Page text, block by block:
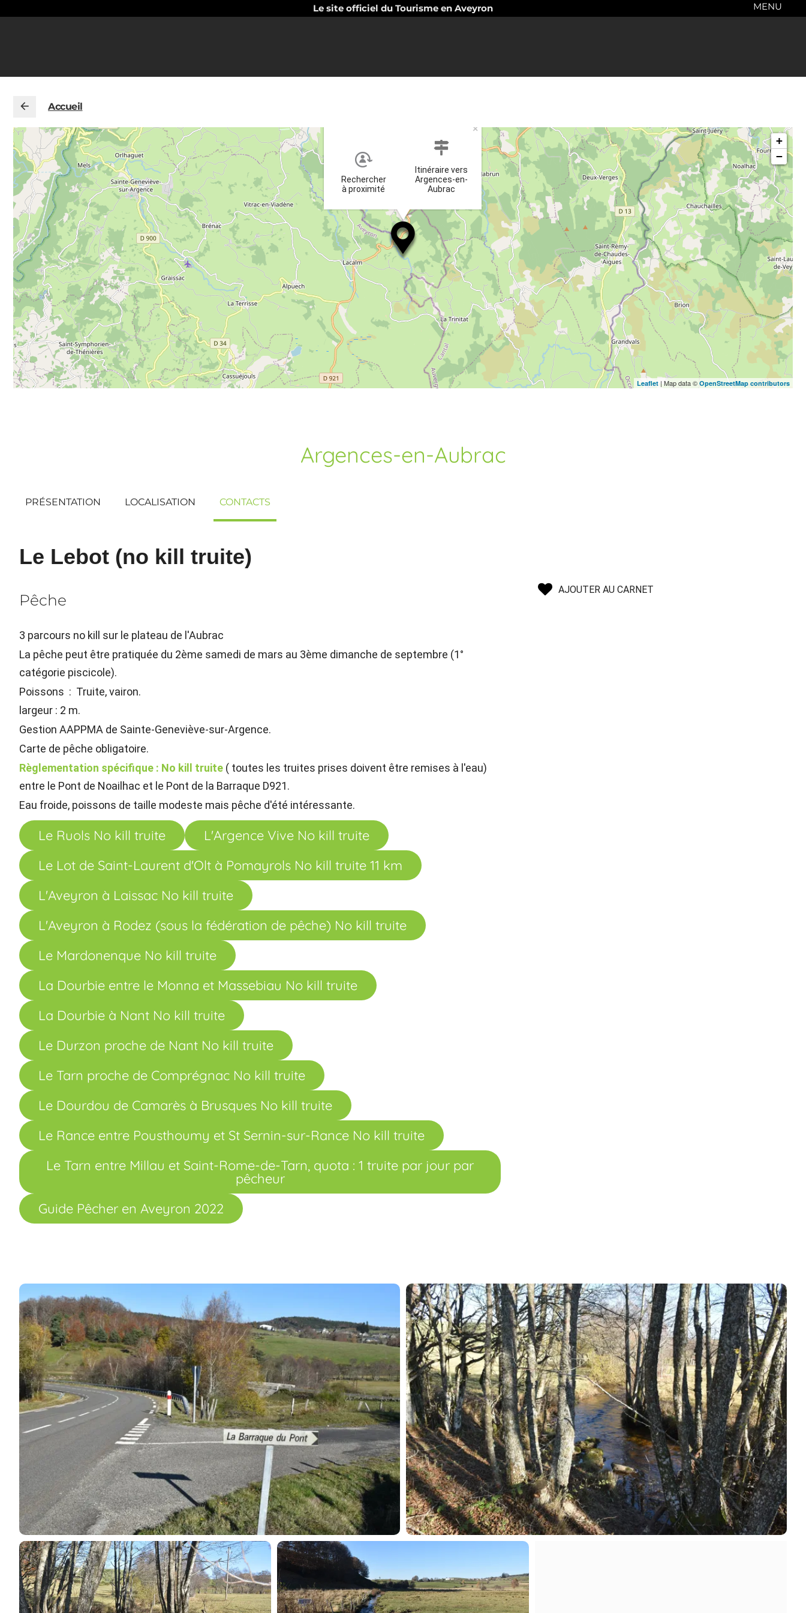
Le site officiel du Tourisme en Aveyron MENU
Accueil
Rechercher
à proximité
Itinéraire vers
Argences-en-
Aubrac
×
+
−
Leaflet | Map data © OpenStreetMap contributors
Argences-en-Aubrac
PRÉSENTATION LOCALISATION CONTACTS
Le Lebot (no kill truite)
Pêche
3 parcours no kill sur le plateau de l'Aubrac
La pêche peut être pratiquée du 2ème samedi de mars au 3ème dimanche de septembre (1°
catégorie piscicole).
Poissons : Truite, vairon.
largeur : 2 m.
Gestion AAPPMA de Sainte-Geneviève-sur-Argence.
Carte de pêche obligatoire.
Règlementation spécifique : No kill truite ( toutes les truites prises doivent être remises à l'eau)
entre le Pont de Noailhac et le Pont de la Barraque D921.
Eau froide, poissons de taille modeste mais pêche d'été intéressante.
Le Ruols No kill truite
L'Argence Vive No kill truite
Le Lot de Saint-Laurent d'Olt à Pomayrols No kill truite 11 km
L'Aveyron à Laissac No kill truite
L'Aveyron à Rodez (sous la fédération de pêche) No kill truite
Le Mardonenque No kill truite
La Dourbie entre le Monna et Massebiau No kill truite
La Dourbie à Nant No kill truite
Le Durzon proche de Nant No kill truite
Le Tarn proche de Comprégnac No kill truite
Le Dourdou de Camarès à Brusques No kill truite
Le Rance entre Pousthoumy et St Sernin-sur-Rance No kill truite
Le Tarn entre Millau et Saint-Rome-de-Tarn, quota : 1 truite par jour par
pêcheur
Guide Pêcher en Aveyron 2022
AJOUTER AU CARNET